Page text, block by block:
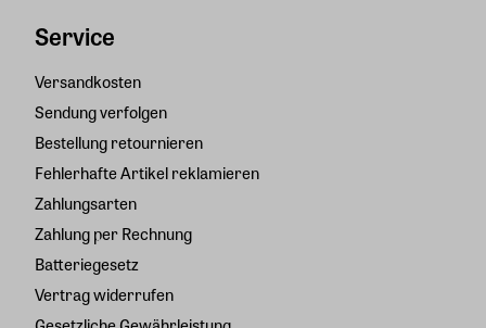
Service
Versandkosten
Sendung verfolgen
Bestellung retournieren
Fehlerhafte Artikel reklamieren
Zahlungsarten
Zahlung per Rechnung
Batteriegesetz
Vertrag widerrufen